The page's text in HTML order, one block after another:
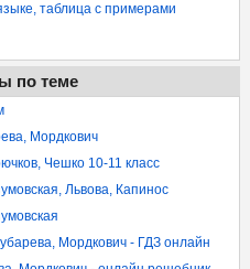
таблица с примерами
по теме
Мордкович
Чешко 10-11 класс
Львова, Капинос
Мордкович - ГДЗ онлайн